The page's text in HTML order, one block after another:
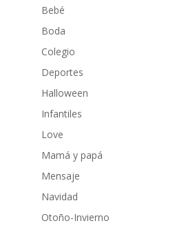
Bebé
Boda
Colegio
Deportes
Halloween
Infantiles
Love
Mamá y papá
Mensaje
Navidad
Otoño-Invierno